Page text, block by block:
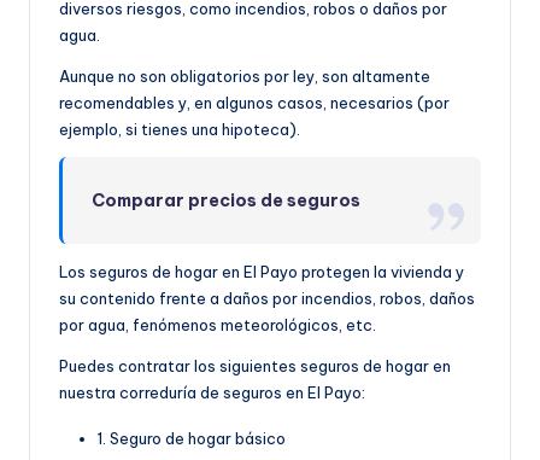
diversos riesgos, como incendios, robos o daños por
agua.
Aunque no son obligatorios por ley, son altamente
recomendables y, en algunos casos, necesarios (por
ejemplo, si tienes una hipoteca).
Comparar precios de seguros
Los seguros de hogar en El Payo protegen la vivienda y
su contenido frente a daños por incendios, robos, daños
por agua, fenómenos meteorológicos, etc.
Puedes contratar los siguientes seguros de hogar en
nuestra correduría de seguros en El Payo:
1. Seguro de hogar básico